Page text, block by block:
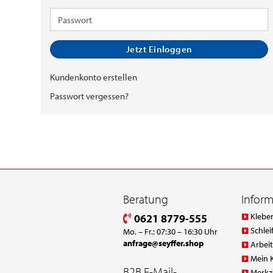
Passwort
Jetzt Einloggen
Kundenkonto erstellen
Passwort vergessen?
Beratung
0621 8779-555
Mo. – Fr.: 07:30 – 16:30 Uhr
anfrage@seyffer.shop
Mein